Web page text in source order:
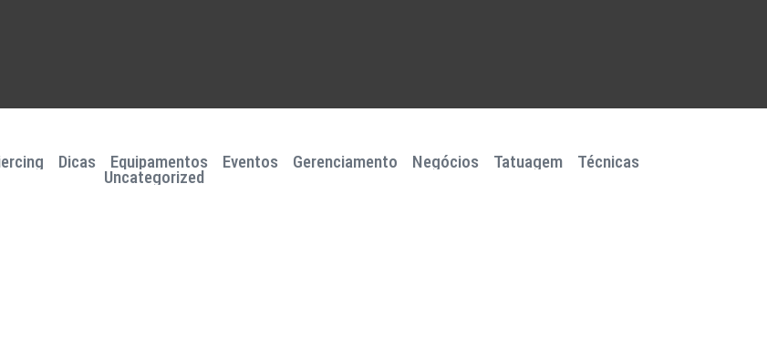
Dicas Equipamentos Eventos Gerenciamento Negócios Tatuagem Técnicas
Uncategorized